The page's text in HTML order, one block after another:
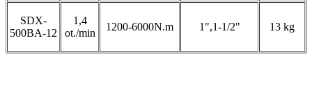
SDX-
500BA-12
1,4
ot./min
1200-6000N.m 1",1-1/2" 13 kg